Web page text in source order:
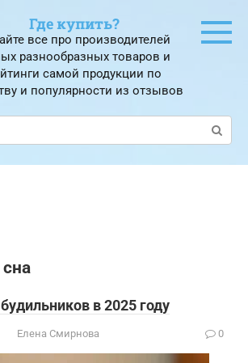
Где купить?
все про производителей
разнообразных товаров и
самой продукции по
и популярности из отзывов
в 2025 году
Елена Смирнова 0